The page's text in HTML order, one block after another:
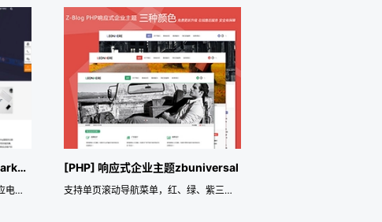
[PHP] 营销公司网站主题zbmarketing
营销公司网站主题，响应式，自适应电脑、手机、平板电脑。
[PHP] 响应式企业主题zbuniversal
支持单页滚动导航菜单，红、绿、紫三种颜色自由选择切换的响应式zblog php企业主题zbuniversal